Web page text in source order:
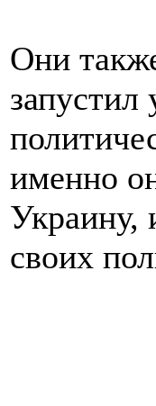
Они
именно
Украину,
своих